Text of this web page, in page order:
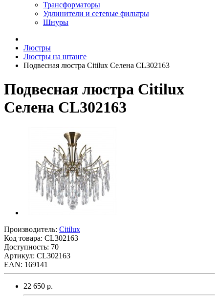
Трансформаторы
Удлинители и сетевые фильтры
Шнуры
Люстры
Люстры на штанге
Подвесная люстра Citilux Селена CL302163
Подвесная люстра Citilux
Селена CL302163
Производитель: Citilux
Код товара: CL302163
Доступность: 70
Артикул: CL302163
EAN: 169141
22 650 р.